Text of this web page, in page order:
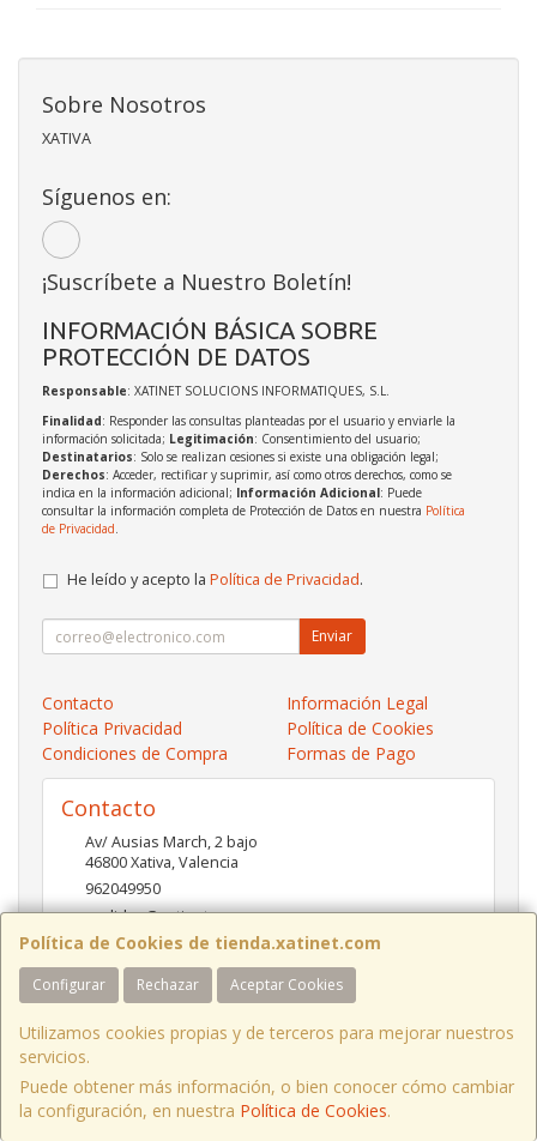
Política de Cookies de tienda.xatinet.com
Configurar Rechazar Aceptar Cookies
Utilizamos cookies propias y de terceros para mejorar nuestros
servicios.
Puede obtener más información, o bien conocer cómo cambiar
la configuración, en nuestra Política de Cookies.
Sobre Nosotros
XATIVA
Síguenos en:
¡Suscríbete a Nuestro Boletín!
INFORMACIÓN BÁSICA SOBRE
PROTECCIÓN DE DATOS
Responsable: XATINET SOLUCIONS INFORMATIQUES, S.L.
Finalidad: Responder las consultas planteadas por el usuario y enviarle la
información solicitada; Legitimación: Consentimiento del usuario;
Destinatarios: Solo se realizan cesiones si existe una obligación legal;
Derechos: Acceder, rectificar y suprimir, así como otros derechos, como se
indica en la información adicional; Información Adicional: Puede
consultar la información completa de Protección de Datos en nuestra Política
de Privacidad.
He leído y acepto la Política de Privacidad.
Enviar
Contacto
Información Legal
Política Privacidad
Política de Cookies
Condiciones de Compra
Formas de Pago
Contacto
Av/ Ausias March, 2 bajo
46800Xativa,Valencia
962049950
pedidos@xatinet.com
Horario
9-13:30 16:30-19:30
, , , , España. - C.I.F.: B97790778 - Tfno: